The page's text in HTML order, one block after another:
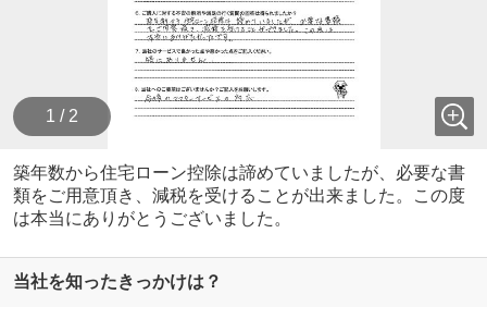
1 / 2
築年数から住宅ローン控除は諦めていましたが、必要な書
類をご用意頂き、減税を受けることが出来ました。この度
は本当にありがとうございました。
当社を知ったきっかけは？